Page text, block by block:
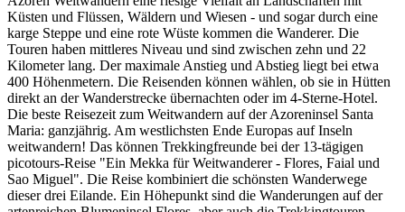
Küsten und Flüssen, Wäldern und Wiesen - und sogar durch eine
karge Steppe und eine rote Wüste kommen die Wanderer. Die
Touren haben mittleres Niveau und sind zwischen zehn und 22
Kilometer lang. Der maximale Anstieg und Abstieg liegt bei etwa
400 Höhenmetern. Die Reisenden können wählen, ob sie in Hütten
direkt an der Wanderstrecke übernachten oder im 4-Sterne-Hotel.
Die beste Reisezeit zum Weitwandern auf der Azoreninsel Santa
Maria: ganzjährig. Am westlichsten Ende Europas auf Inseln
weitwandern! Das können Trekkingfreunde bei der 13-tägigen
picotours-Reise "Ein Mekka für Weitwanderer - Flores, Faial und
Sao Miguel". Die Reise kombiniert die schönsten Wanderwege
dieser drei Eilande. Ein Höhepunkt sind die Wanderungen auf der